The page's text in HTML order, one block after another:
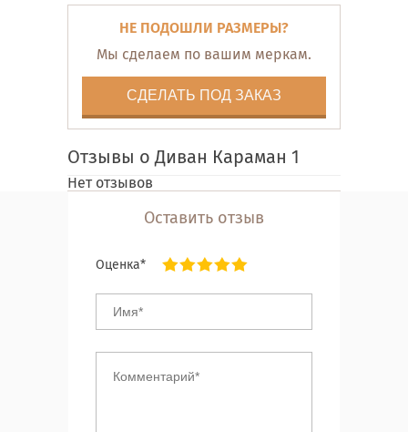
НЕ ПОДОШЛИ РАЗМЕРЫ?
Мы сделаем по вашим меркам.
СДЕЛАТЬ ПОД ЗАКАЗ
Отзывы о Диван Караман 1
Нет отзывов
Оставить отзыв
Оценка*